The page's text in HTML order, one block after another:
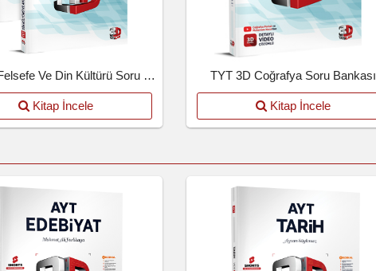
TYT 3D Felsefe Ve Din Kültürü Soru Bankası
Kitap İncele
TYT 3D Coğrafya Soru Bankası
Kitap İncele